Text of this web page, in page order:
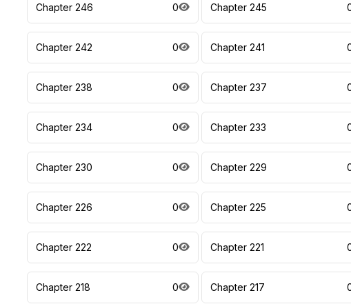
Chapter 246 0 Chapter 245
Chapter 242 0 Chapter 241
Chapter 238 0 Chapter 237
Chapter 234 0 Chapter 233
Chapter 230 0 Chapter 229
Chapter 226 0 Chapter 225
Chapter 222 0 Chapter 221
Chapter 218 0 Chapter 217